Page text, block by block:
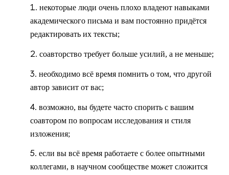
некоторые люди очень плохо владеют навыками
академического письма и вам постоянно придётся
редактировать их тексты;
соавторство требует больше усилий, а не меньше;
необходимо всё время помнить о том, что другой
автор зависит от вас;
возможно, вы будете часто спорить с вашим
соавтором по вопросам исследования и стиля
изложения;
если вы всё время работаете с более опытными
коллегами, в научном сообществе может сложится